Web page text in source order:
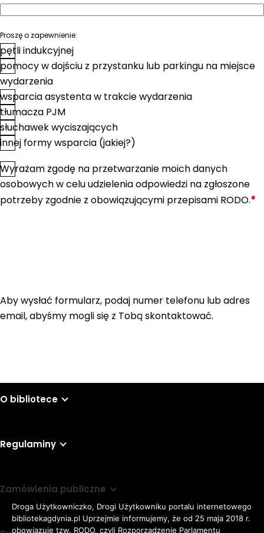
Proszę o zapewnienie:
pętli indukcyjnej
pomocy w dojściu z przystanku lub parkingu na miejsce
wydarzenia
wsparcia asystenta w trakcie wydarzenia
tłumacza PJM
słuchawek wyciszających
innej formy wsparcia (jakiej?)
Zgoda*
Wyrażam zgodę na przetwarzanie moich danych
osobowych w celu udzielenia odpowiedzi na zgłoszone
potrzeby zgodnie z obowiązującymi przepisami RODO.*
Aby wysłać formularz, podaj numer telefonu lub adres
email, abyśmy mogli się z Tobą skontaktować.
O bibliotece
Regulaminy
Zamówienia publiczne
Droga Użytkowniczko, Drogi Użytkowniku portalu internetowego
bibliotekagdynia.pl Uprzejmie informujemy, że od 25 maja 2018 r.
obowiązuje tzw. RODO, czyli Rozporządzenie Parlamentu